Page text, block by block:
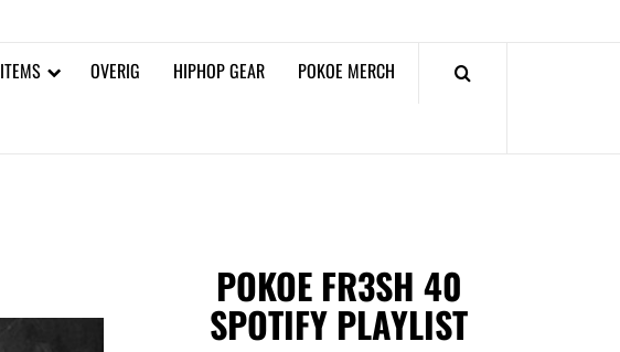
ITEMS OVERIG HIPHOP GEAR POKOE MERCH
POKOE FR3SH 40
SPOTIFY PLAYLIST